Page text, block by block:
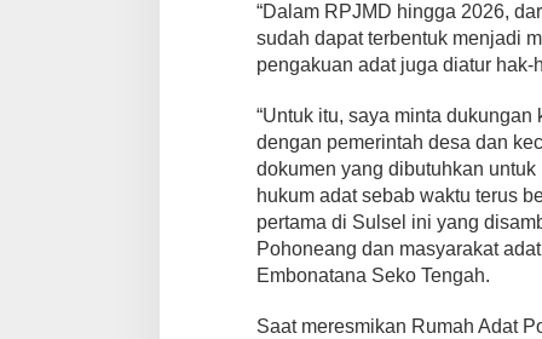
“Dalam RPJMD hingga 2026,
sudah dapat terbentuk menjadi
pengakuan adat juga diatur hak-
“Untuk itu, saya minta
dengan pemerintah desa dan
dokumen yang dibutuhkan
hukum adat sebab waktu terus
pertama di Sulsel ini yang
Pohoneang dan masyarakat
Embonatana Seko Tengah.
Saat meresmikan Rumah Adat